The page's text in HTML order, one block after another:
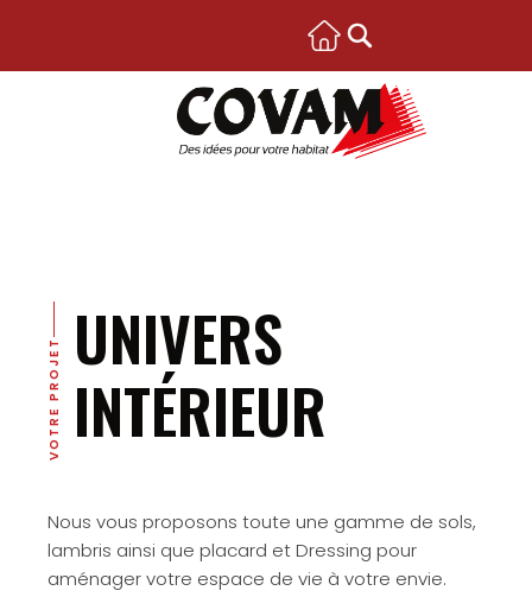
VOTRE PROJET UNIVERS
INTÉRIEUR
Nous vous proposons toute une gamme de sols,
lambris ainsi que placard et Dressing pour
aménager votre espace de vie à votre envie.